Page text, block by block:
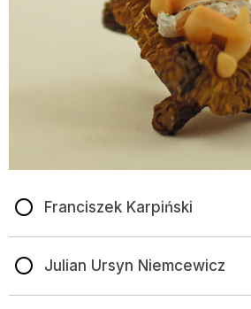
Franciszek Karpiński
Julian Ursyn Niemcewicz